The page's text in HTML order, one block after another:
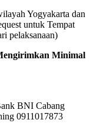
Yogyakarta dan
untuk Tempat
pelaksanaan)
Minimal
BNI Cabang
0911017873